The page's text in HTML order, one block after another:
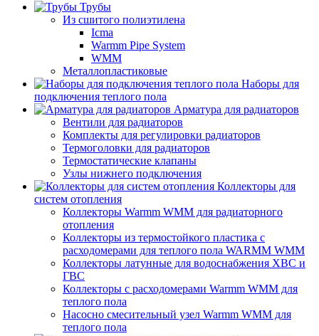
Трубы
Из сшитого полиэтилена
Icma
Warmm Pipe System
WMM
Металлопластиковые
Наборы для
подключения теплого пола
Арматура для радиаторов
Вентили для радиаторов
Комплекты для регулировки радиаторов
Термоголовки для радиаторов
Термостатические клапаны
Узлы нижнего подключения
Коллекторы для
систем отопления
Коллекторы Warmm WMM для радиаторного
отопления
Коллекторы из термостойкого пластика с
расходомерами для теплого пола WARMM WMM
Коллекторы латунные для водоснабжения ХВС и
ГВС
Коллекторы с расходомерами Warmm WMM для
теплого пола
Насосно смесительный узел Warmm WMM для
теплого пола